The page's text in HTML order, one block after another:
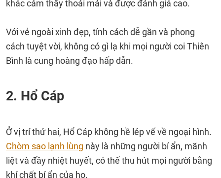
khác cảm thấy thoải mái và được đánh giá cao.
Với vẻ ngoài xinh đẹp, tính cách dễ gần và phong
cách tuyệt vời, không có gì lạ khi mọi người coi Thiên
Bình là cung hoàng đạo hấp dẫn.
2. Hổ Cáp
Ở vị trí thứ hai, Hổ Cáp không hề lép vế về ngoại hình.
Chòm sao lạnh lùng này là những người bí ẩn, mãnh
liệt và đầy nhiệt huyết, có thể thu hút mọi người bằng
khí chất bí ẩn của họ.